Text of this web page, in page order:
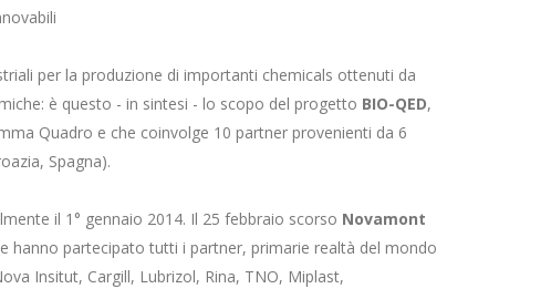
per la produzione di importanti chemicals ottenuti da
è questo - in sintesi - lo scopo del progetto BIO-QED,
Quadro e che coinvolge 10 partner provenienti da 6
Spagna).
il 1° gennaio 2014. Il 25 febbraio scorso Novamont
hanno partecipato tutti i partner, primarie realtà del mondo
Insitut, Cargill, Lubrizol, Rina, TNO, Miplast,